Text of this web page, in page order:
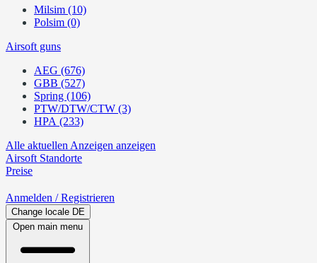
Milsim (10)
Polsim (0)
Airsoft guns
AEG (676)
GBB (527)
Spring (106)
PTW/DTW/CTW (3)
HPA (233)
Alle aktuellen Anzeigen anzeigen
Airsoft Standorte
Preise
Anmelden / Registrieren
Change locale DE
Open main menu